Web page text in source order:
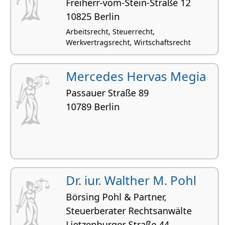
Freiherr-vom-Stein-Straße 12
10825 Berlin
Arbeitsrecht, Steuerrecht,
Werkvertragsrecht, Wirtschaftsrecht
Mercedes Hervas Megia
Passauer Straße 89
10789 Berlin
Dr. iur. Walther M. Pohl
Börsing Pohl & Partner,
Steuerberater Rechtsanwälte